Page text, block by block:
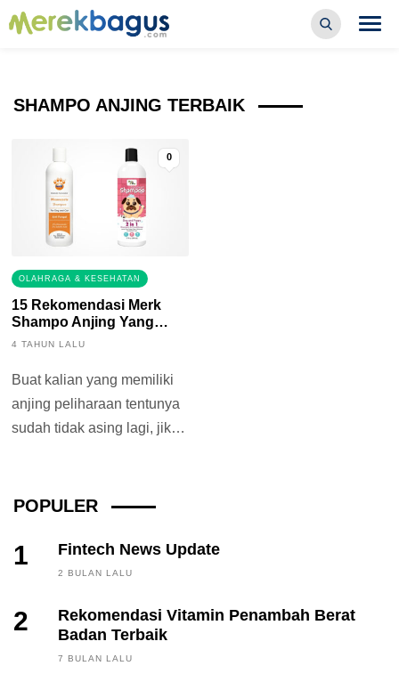
SHAMPO ANJING TERBAIK
0
OLAHRAGA & KESEHATAN
15 Rekomendasi Merk
Shampo Anjing Yang
Bagus
4 TAHUN LALU
Buat kalian yang memiliki
anjing peliharaan tentunya
sudah tidak asing lagi, jika
POPULER
1 Fintech News Update
2 BULAN LALU
2
Rekomendasi Vitamin Penambah Berat
Badan Terbaik
7 BULAN LALU